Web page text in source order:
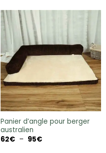
Panier d’angle pour berger
australien
62€ – 95€Plage